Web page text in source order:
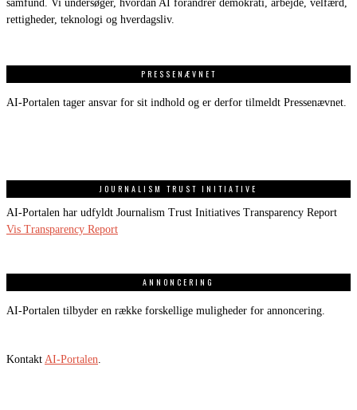
samfund. Vi undersøger, hvordan AI forandrer demokrati, arbejde, velfærd,
rettigheder, teknologi og hverdagsliv.
PRESSENÆVNET
AI-Portalen tager ansvar for sit indhold og er derfor tilmeldt Pressenævnet.
JOURNALISM TRUST INITIATIVE
AI-Portalen har udfyldt Journalism Trust Initiatives Transparency Report
Vis Transparency Report
ANNONCERING
AI-Portalen tilbyder en række forskellige muligheder for annoncering.
Kontakt AI-Portalen